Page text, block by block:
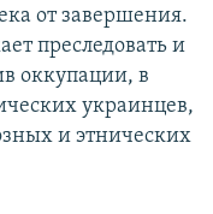
от завершения.
преследовать и
оккупации, в
украинцев,
и этнических